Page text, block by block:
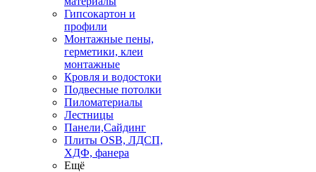
Гипсокартон и
профили
Монтажные пены,
герметики, клеи
монтажные
Кровля и водостоки
Подвесные потолки
Пиломатериалы
Лестницы
Панели,Сайдинг
Плиты OSB, ЛДСП,
ХДФ, фанера
Ещё